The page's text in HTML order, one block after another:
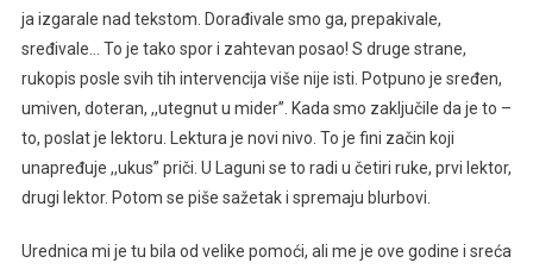
ja izgarale nad tekstom. Dorađivale smo ga, prepakivale,
sređivale… To je tako spor i zahtevan posao! S druge strane,
rukopis posle svih tih intervencija više nije isti. Potpuno je sređen,
umiven, doteran, ,,utegnut u mider’’. Kada smo zaključile da je to –
to, poslat je lektoru. Lektura je novi nivo. To je fini začin koji
unapređuje ,,ukus’’ priči. U Laguni se to radi u četiri ruke, prvi lektor,
drugi lektor. Potom se piše sažetak i spremaju blurbovi.
Urednica mi je tu bila od velike pomoći, ali me je ove godine i sreća